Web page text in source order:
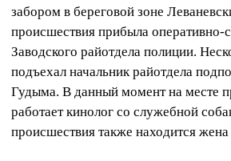
забором в береговой зоне
происшествия прибыла оперативно-
Заводского райотдела полиции.
подъехал начальник райотдела
Гудыма. В данный момент на месте
работает кинолог со служебной
происшествия также находится жена